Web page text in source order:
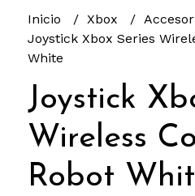
Inicio Xbox
Joystick Xbox Series
White
Joystick
Wireless
Robot